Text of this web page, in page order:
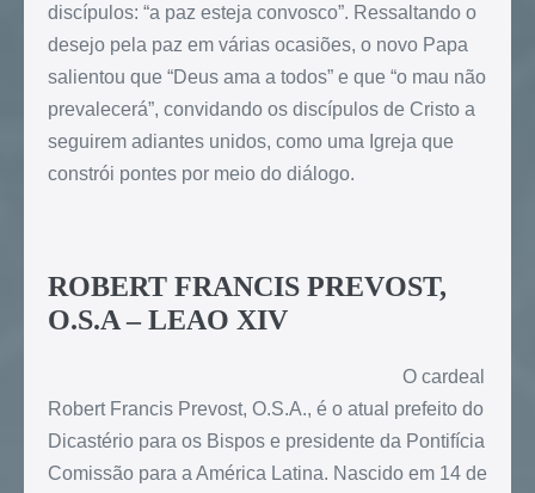
discípulos: “a paz esteja convosco”. Ressaltando o
desejo pela paz em várias ocasiões, o novo Papa
salientou que “Deus ama a todos” e que “o mau não
prevalecerá”, convidando os discípulos de Cristo a
seguirem adiantes unidos, como uma Igreja que
constrói pontes por meio do diálogo.
ROBERT FRANCIS PREVOST,
O.S.A – LEAO XIV
O cardeal
Robert Francis Prevost, O.S.A., é o atual prefeito do
Dicastério para os Bispos e presidente da Pontifícia
Comissão para a América Latina. Nascido em 14 de